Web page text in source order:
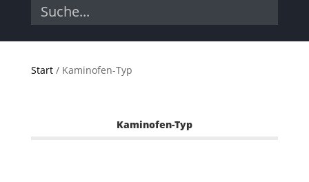
Start/ Kaminofen-Typ
Kaminofen-Typ